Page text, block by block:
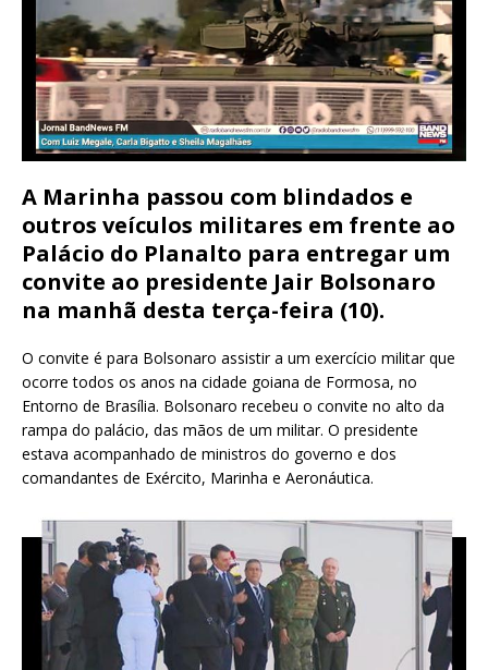
A Marinha passou com blindados e
outros veículos militares em frente ao
Palácio do Planalto para entregar um
convite ao presidente Jair Bolsonaro
na manhã desta terça-feira (10).
O convite é para Bolsonaro assistir a um exercício militar que
ocorre todos os anos na cidade goiana de Formosa, no
Entorno de Brasília. Bolsonaro recebeu o convite no alto da
rampa do palácio, das mãos de um militar. O presidente
estava acompanhado de ministros do governo e dos
comandantes de Exército, Marinha e Aeronáutica.